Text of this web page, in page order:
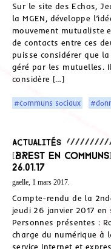
Sur le site des Echos,
la MGEN, développe
mouvement mutualiste
de contacts entre ces
puisse considérer que
géré par les mutuelles.
considère […]
#communs sociaux
Actualités
[Brest en
26.01.17
gaelle, 1 mars 2017.
Compte-rendu de la
jeudi 26 janvier 2017
Personnes présentes :
charge du numérique à
service Internet et